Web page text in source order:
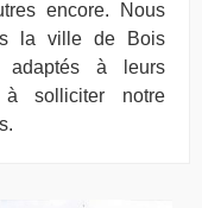
encore. Nous
la ville de Bois
adaptés à leurs
à solliciter notre